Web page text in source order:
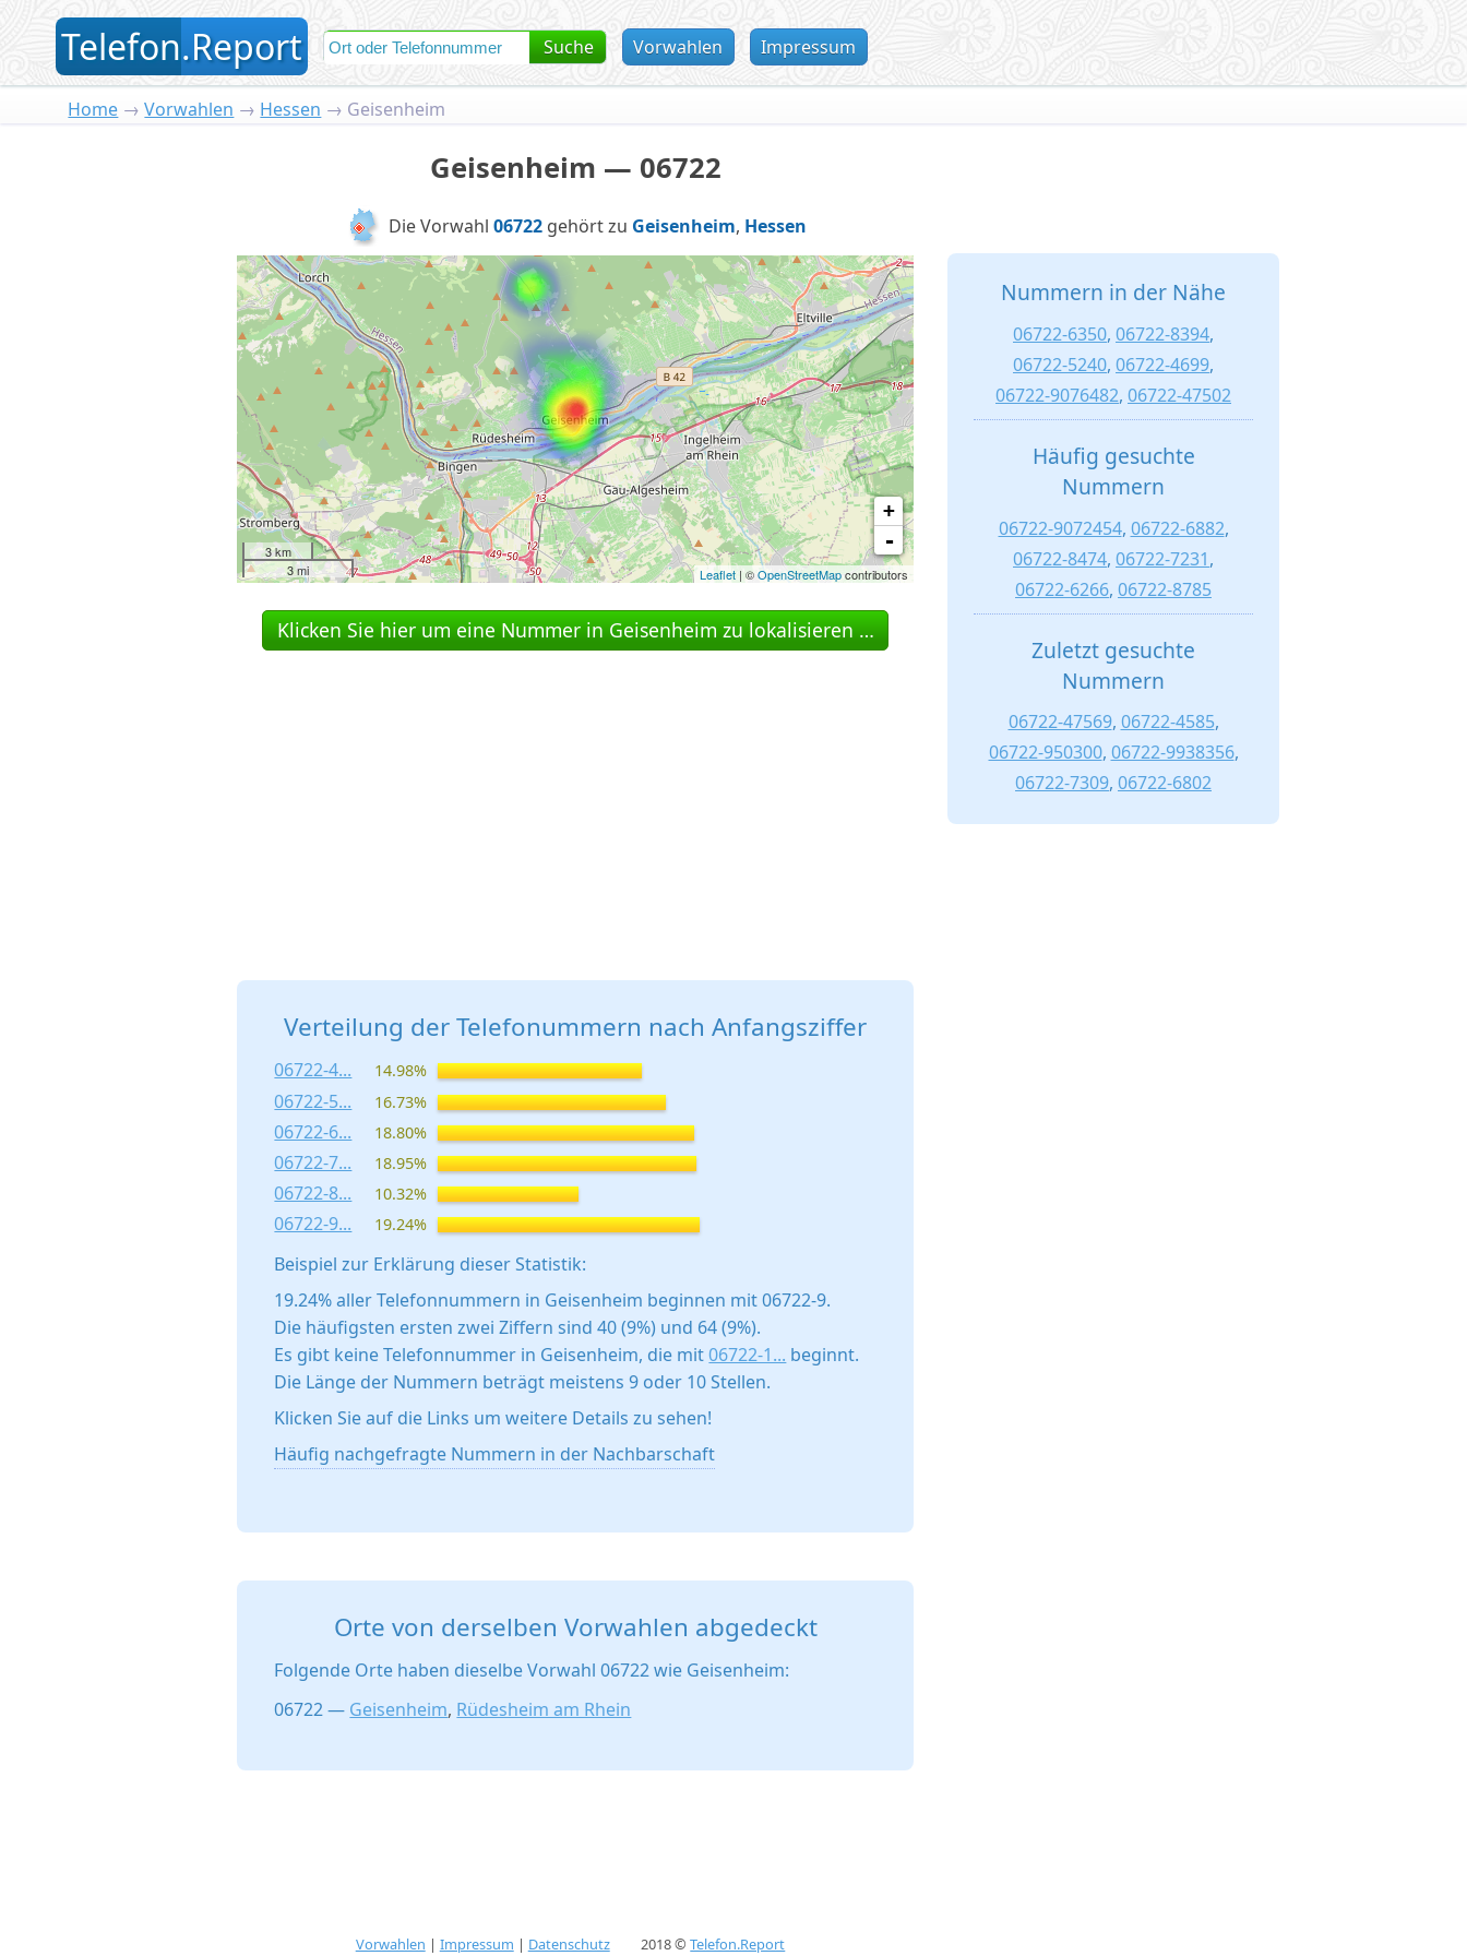
Telefon.Report Suche Vorwahlen Impressum
Home →Vorwahlen → Hessen → Geisenheim
Geisenheim — 06722
Die Vorwahl 06722gehört zu Geisenheim, Hessen
3 km
3 mi
+
-
Leaflet | ©OpenStreetMapcontributors
Klicken Sie hier um eine Nummer in Geisenheim zu lokalisieren …
Verteilung der Telefonummern nach Anfangsziffer
06722-4... 14.98%
06722-5... 16.73%
06722-6... 18.80%
06722-7... 18.95%
06722-8... 10.32%
06722-9... 19.24%
Beispiel zur Erklärung dieser Statistik:
19.24% aller Telefonnummern in Geisenheim beginnen mit 06722-9.
Die häufigsten ersten zwei Ziffern sind 40 (9%) und 64 (9%).
Es gibt keine Telefonnummer in Geisenheim, die mit06722-1... beginnt.
Die Länge der Nummern beträgt meistens 9 oder 10 Stellen.
Klicken Sie auf die Links um weitere Details zu sehen!
Häufig nachgefragte Nummern in der Nachbarschaft
Orte von derselben Vorwahlen abgedeckt
Folgende Orte haben dieselbe Vorwahl 06722 wie Geisenheim:
06722 — Geisenheim, Rüdesheim am Rhein
Nummern in der Nähe
06722-6350, 06722-8394,
06722-5240, 06722-4699,
06722-9076482, 06722-47502
Häufig gesuchte
Nummern
06722-9072454, 06722-6882,
06722-8474, 06722-7231,
06722-6266, 06722-8785
Zuletzt gesuchte
Nummern
06722-47569, 06722-4585,
06722-950300, 06722-9938356,
06722-7309, 06722-6802
Vorwahlen | Impressum | Datenschutz 2018 ©Telefon.Report